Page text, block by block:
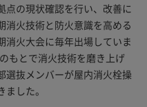
点の現状確認を行い、改善に
消火技術と防火意識を高める
消火大会に毎年出場していま
もとで消火技術を磨き上げ
選抜メンバーが屋内消火栓操
した。